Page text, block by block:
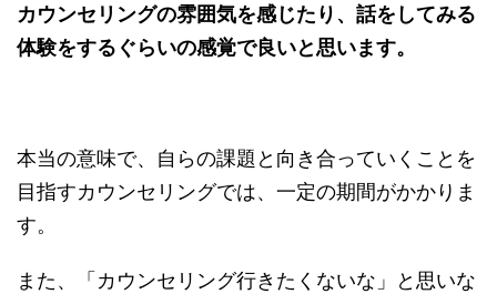
カウンセリングの雰囲気を感じたり、話をしてみる
体験をするぐらいの感覚で良いと思います。
本当の意味で、自らの課題と向き合っていくことを
目指すカウンセリングでは、一定の期間がかかりま
す。
また、「カウンセリング行きたくないな」と思いな